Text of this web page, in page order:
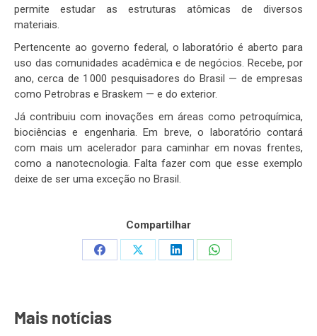
permite estudar as estruturas atômicas de diversos
materiais.
Pertencente ao governo federal, o laboratório é aberto para
uso das comunidades acadêmica e de negócios. Recebe, por
ano, cerca de 1 000 pesquisadores do Brasil — de empresas
como Petrobras e Braskem — e do exterior.
Já contribuiu com inovações em áreas como petroquímica,
biociências e engenharia. Em breve, o laboratório contará
com mais um acelerador para caminhar em novas frentes,
como a nanotecnologia. Falta fazer com que esse exemplo
deixe de ser uma exceção no Brasil.
Compartilhar
Share
Share
Share
Share
Mais notícias